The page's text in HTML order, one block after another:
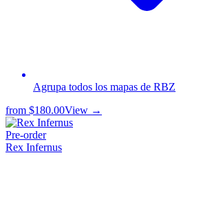
Agrupa todos los mapas de RBZ
from $180.00View →
Pre-order
Rex Infernus